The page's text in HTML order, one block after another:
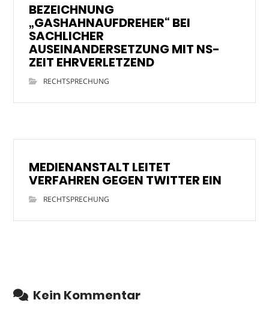
BEZEICHNUNG
„GASHAHNAUFDREHER“ BEI
SACHLICHER
AUSEINANDERSETZUNG MIT NS-
ZEIT EHRVERLETZEND
RECHTSPRECHUNG
MEDIENANSTALT LEITET
VERFAHREN GEGEN TWITTER EIN
RECHTSPRECHUNG
Kein Kommentar